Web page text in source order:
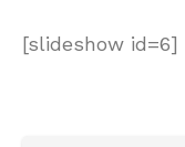
[slideshow id=6]